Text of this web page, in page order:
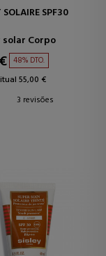
SPF30
Corpo
48% DTO.
55,00 €
3 revisões